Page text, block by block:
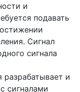
и
подавать
Сигнал
сигнала
и
сигналами